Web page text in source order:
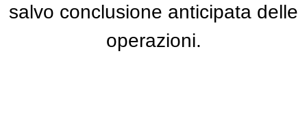
salvo conclusione anticipata delle
operazioni.